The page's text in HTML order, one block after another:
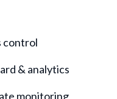
control
& analytics
monitoring